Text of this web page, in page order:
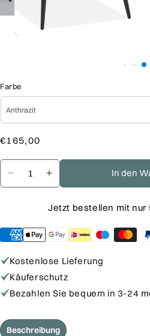
Farbe
Normaler
Verkaufspreis
€165,00
Verringere
für
Stuhl
-
Erhöhe
Menge
Stuhl
In den
Jetzt bestellen mit nur
Kostenlose Lieferung
Käuferschutz
Bezahlen Sie bequem in 3-24
Beschreibung